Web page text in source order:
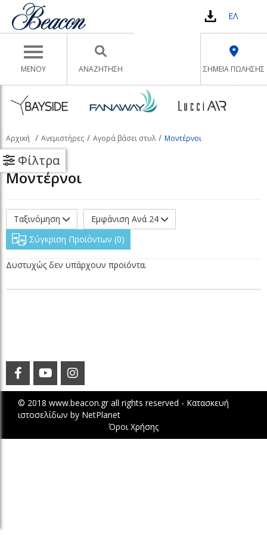
Toggle navigation
ΜΕΝΟΥ
ΕΛ
ΣΗΜΕΙΑ ΠΩΛΗΣΗΣ
ΑΝΑΖΉΤΗΣΗ
Αρχική Ανεμιστήρες Αγορά βάσει στυλ Μοντέρνοι
Φίλτρα
Μοντέρνοι
Ταξινόμηση
Εμφάνιση Ανά 24
Σύγκριση Προϊόντων 0
Δυστυχώς δεν υπάρχουν προϊόντα.
© 2018 www.beacon.gr all rights reserved - Κατασκευή
ιστοσελίδων by NetPlanet
Όροι Χρήσης